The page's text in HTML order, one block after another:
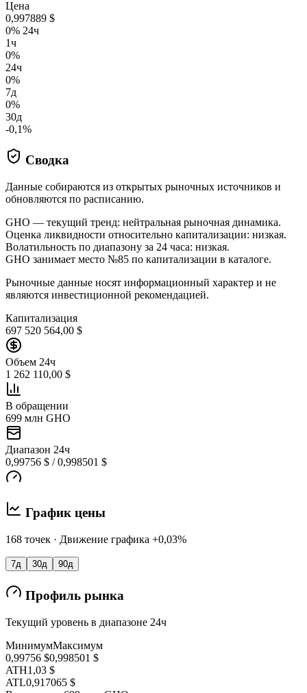
Цена
0,997889 $
0% 24ч
1ч
0%
24ч
0%
7д
0%
30д
-0,1%
Сводка
Данные собираются из открытых рыночных источников и
обновляются по расписанию.
GHO — текущий тренд: нейтральная рыночная динамика.
Оценка ликвидности относительно капитализации: низкая.
Волатильность по диапазону за 24 часа: низкая.
GHO занимает место №85 по капитализации в каталоге.
Рыночные данные носят информационный характер и не
являются инвестиционной рекомендацией.
Капитализация
697 520 564,00 $
Объем 24ч
1 262 110,00 $
В обращении
699 млн GHO
Диапазон 24ч
0,99756 $ / 0,998501 $
График цены
168 точек · Движение графика +0,03%
7д 30д 90д
Профиль рынка
Текущий уровень в диапазоне 24ч
МинимумМаксимум
0,99756 $0,998501 $
ATH1,03 $
ATL0,917065 $